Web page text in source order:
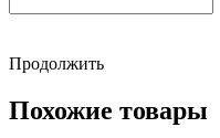
Продолжить
Похожие товары